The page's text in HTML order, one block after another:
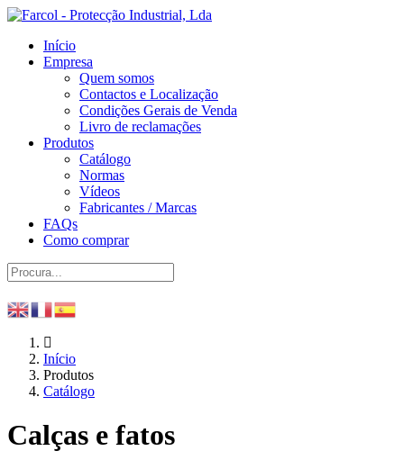
Início
Empresa
Quem somos
Contactos e Localização
Condições Gerais de Venda
Livro de reclamações
Produtos
Catálogo
Normas
Vídeos
Fabricantes / Marcas
FAQs
Como comprar
Início
Produtos
Catálogo
Calças e fatos